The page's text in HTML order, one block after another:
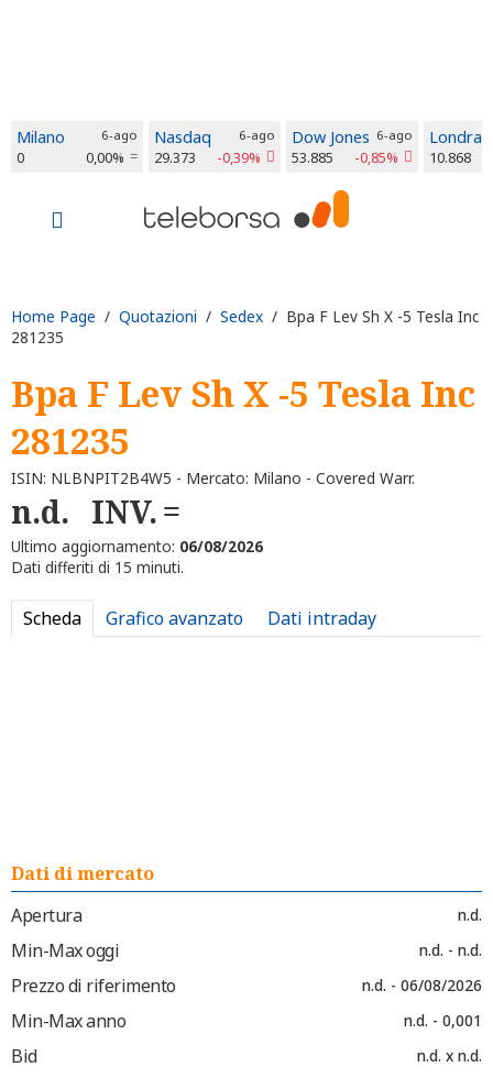
Milano 6-ago
0 0,00%
Nasdaq 6-ago
29.373 -0,39%
Dow Jones 6-ago
53.885 -0,85%
Londra
10.868
Home Page / Quotazioni / Sedex / Bpa F Lev Sh X -5 Tesla Inc
281235
Bpa F Lev Sh X -5 Tesla Inc
281235
ISIN: NLBNPIT2B4W5 - Mercato: Milano - Covered Warr.
n.d. INV.
Ultimo aggiornamento: 06/08/2026
Dati differiti di 15 minuti.
Scheda Grafico avanzato Dati intraday
Dati di mercato
Apertura
n.d.
Min-Max oggi n.d. - n.d.
Prezzo di riferimento n.d. - 06/08/2026
Min-Max anno n.d. - 0,001
Bid n.d. x n.d.